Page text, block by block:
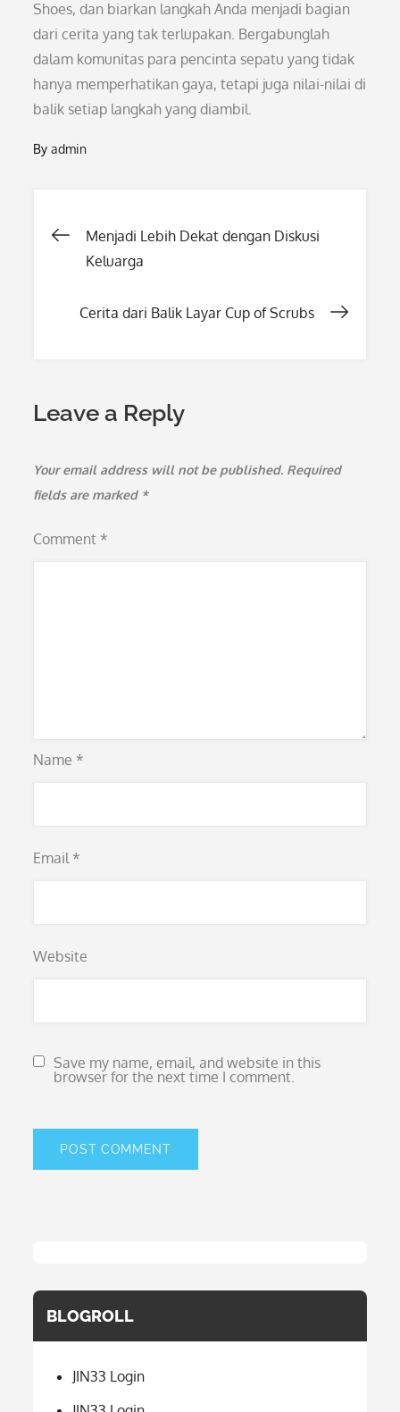
Shoes, dan biarkan langkah Anda menjadi bagian
dari cerita yang tak terlupakan. Bergabunglah
dalam komunitas para pencinta sepatu yang tidak
hanya memperhatikan gaya, tetapi juga nilai-nilai di
balik setiap langkah yang diambil.
Byadmin
Post
Menjadi Lebih Dekat dengan Diskusi
Keluarga
Cerita dari Balik Layar Cup of Scrubs
Leave a Reply
Your email address will not be published. Required
fields are marked *
Comment *
Name *
Email *
Website
Save my name, email, and website in this
browser for the next time I comment.
BLOGROLL
JIN33 Login